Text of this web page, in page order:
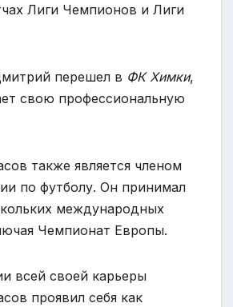
Лиги Чемпионов и Лиги
перешел в ФК Химки,
свою профессиональную
также является членом
по футболу. Он принимал
международных
Чемпионат Европы.
всей своей карьеры
проявил себя как